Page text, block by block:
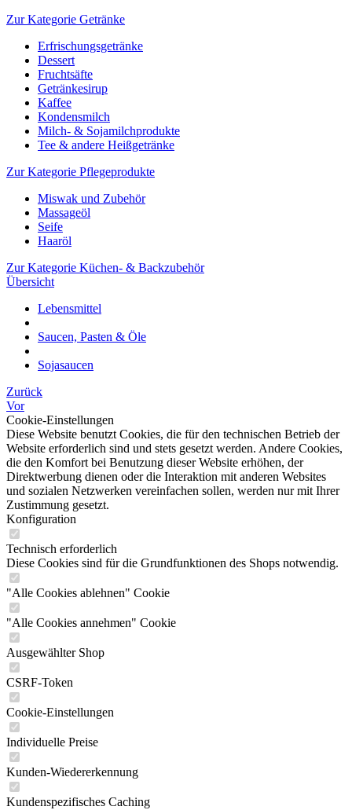
Zur Kategorie Getränke
Erfrischungsgetränke
Dessert
Fruchtsäfte
Getränkesirup
Kaffee
Kondensmilch
Milch- & Sojamilchprodukte
Tee & andere Heißgetränke
Zur Kategorie Pflegeprodukte
Miswak und Zubehör
Massageöl
Seife
Haaröl
Zur Kategorie Küchen- & Backzubehör
Übersicht
Lebensmittel
Saucen, Pasten & Öle
Sojasaucen
Zurück
Vor
Cookie-Einstellungen
Diese Website benutzt Cookies, die für den technischen Betrieb der
Website erforderlich sind und stets gesetzt werden. Andere Cookies,
die den Komfort bei Benutzung dieser Website erhöhen, der
Direktwerbung dienen oder die Interaktion mit anderen Websites
und sozialen Netzwerken vereinfachen sollen, werden nur mit Ihrer
Zustimmung gesetzt.
Konfiguration
Technisch erforderlich
Diese Cookies sind für die Grundfunktionen des Shops notwendig.
"Alle Cookies ablehnen" Cookie
"Alle Cookies annehmen" Cookie
Ausgewählter Shop
CSRF-Token
Cookie-Einstellungen
Individuelle Preise
Kunden-Wiedererkennung
Kundenspezifisches Caching